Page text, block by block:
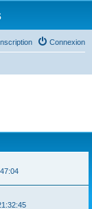
Connexion